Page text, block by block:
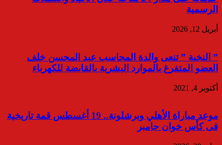
الرسمية
أبريل 12, 2026
” النخبة ” تنعى والدة المحاسب عبد المحسن خلف
العضو المتفرغ بالموارد البشرية بالقابضة للكهرباء
أكتوبر 4, 2021
موعد مباراة الأهلي وبرشلونة.. 19 أغسطس قمة تاريخية
فى كأس خوان جامبر